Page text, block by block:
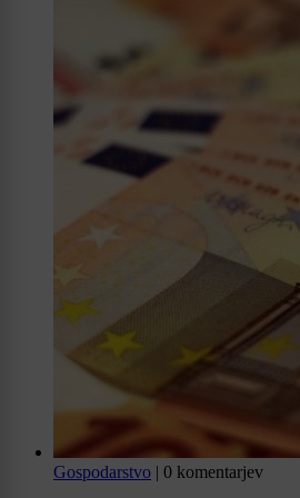
Gospodarstvo | 0 komentarjev